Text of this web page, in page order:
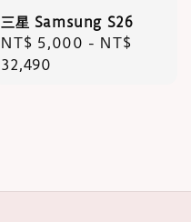
三星 Samsung S26
Regular
price
NT$ 5,000 - NT$
32,490